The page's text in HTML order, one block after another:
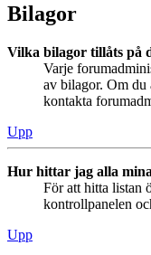
Bilagor
Vilka bilagor tillåts på
Varje
av bilagor. Om du
kontakta
Upp
Hur hittar jag alla
För att hitta listan
kontrollpanelen
Upp